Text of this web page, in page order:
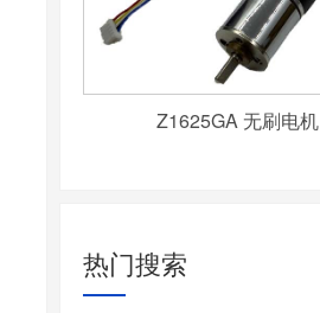
Z1625GA 无刷电机
热门搜索